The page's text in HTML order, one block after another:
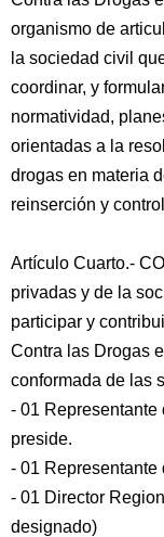
organismo de
la sociedad civil
coordinar, y
normatividad,
orientadas a la
drogas en materia
reinserción y
Artículo Cuarto.-
privadas y de la
participar y
Contra las Drogas
conformada de las
- 01
preside.
- 01
- 01 Director
designado)